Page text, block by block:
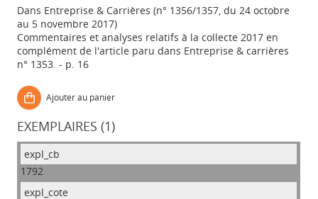
Dans Entreprise & Carrières (n° 1356/1357, du 24 octobre
au 5 novembre 2017)
Commentaires et analyses relatifs à la collecte 2017 en
complément de l'article paru dans Entreprise & carrières
n° 1353. - p. 16
Ajouter au panier
EXEMPLAIRES (1)
1792